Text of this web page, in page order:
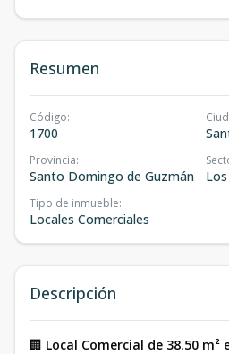
Resumen
Código:
1700
Provincia:
Santo Domingo de Guzmán
Tipo de inmueble:
Locales Comerciales
Descripción
🏢 Local Comercial de 38.50 m²